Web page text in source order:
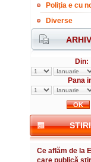
Poliția e cu
Diverse
Din:
Pana
STIRI
Ce aflăm de la
care publică